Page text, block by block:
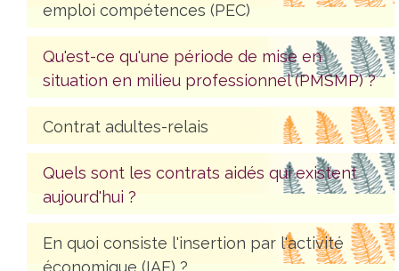
emploi compétences (PEC)
Qu'est-ce qu'une période de mise en
situation en milieu professionnel (PMSMP) ?
Contrat adultes-relais
Quels sont les contrats aidés qui existent
aujourd'hui ?
En quoi consiste l'insertion par l'activité
économique (IAE) ?